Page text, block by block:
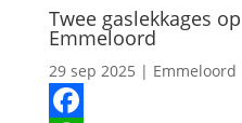
Twee gaslekkages
Emmeloord
29 sep 2025 | Emmeloord